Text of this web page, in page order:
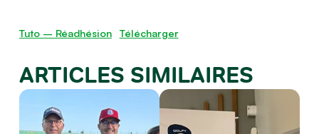
Tuto – Réadhésion Télécharger
ARTICLES SIMILAIRES